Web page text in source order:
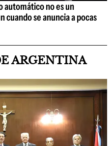
automático no es un
cuando se anuncia a pocas
ARGENTINA